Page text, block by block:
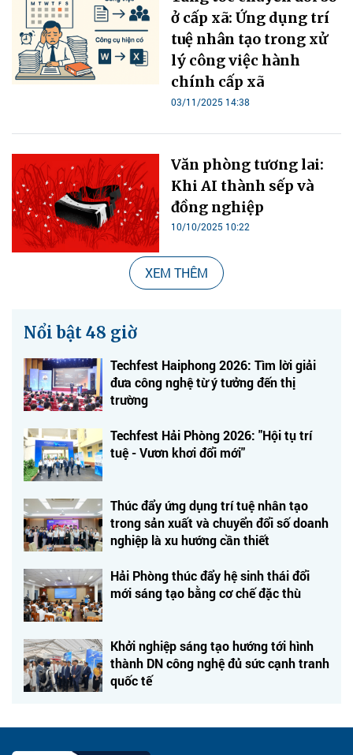
ở cấp xã: Ứng dụng trí
tuệ nhân tạo trong xử
lý công việc hành
chính cấp xã
03/11/2025 14:38
‏Văn phòng tương lai:
Khi AI thành sếp và
10/10/2025 10:22
XEM THÊM
Nổi bật 48 giờ
Techfest Haiphong 2026: Tìm lời giải
đưa công nghệ từ ý tưởng đến thị
trường
Techfest Hải Phòng 2026: "Hội tụ trí
tuệ - Vươn khơi đổi mới"
Thúc đẩy ứng dụng trí tuệ nhân tạo
trong sản xuất và chuyển đổi số doanh
nghiệp là xu hướng cần thiết
Hải Phòng thúc đẩy hệ sinh thái đổi
mới sáng tạo bằng cơ chế đặc thù
Khởi nghiệp sáng tạo hướng tới hình
thành DN công nghệ đủ sức cạnh tranh
quốc tế